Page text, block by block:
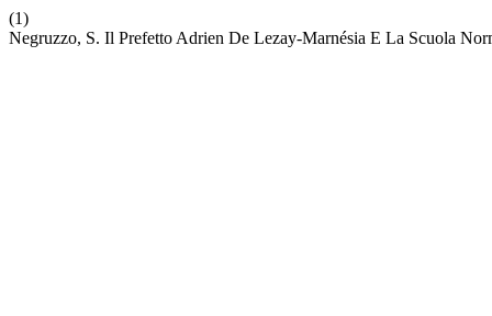
(1)
Negruzzo, S. Il Prefetto Adrien De Lezay-Marnésia E La Scuola